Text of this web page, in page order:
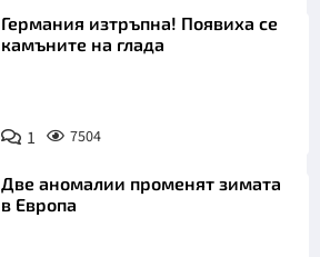
Германия изтръпна! Появиха се
камъните на глада
1 7504
Две аномалии променят зимата
в Европа